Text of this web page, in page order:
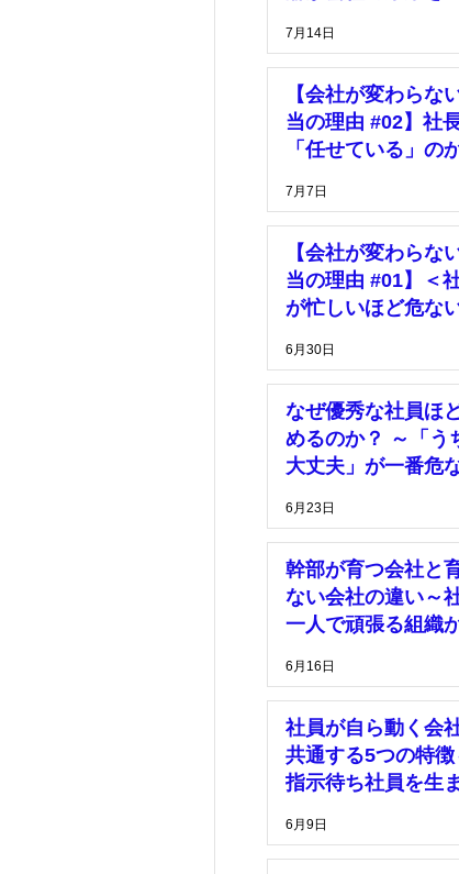
7月14日
【会社が変わらな
当の理由 #02】社
「任せている」の
7月7日
【会社が変わらな
当の理由 #01】＜
が忙しいほど危な
6月30日
なぜ優秀な社員ほ
めるのか？ ～「う
大丈夫」が一番危
6月23日
幹部が育つ会社と
ない会社の違い～
一人で頑張る組織
6月16日
社員が自ら動く会
共通する5つの特徴
指示待ち社員を生
6月9日